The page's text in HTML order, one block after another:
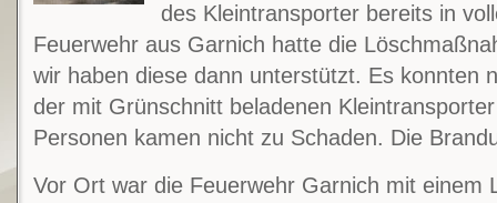
des Kleintransporter bereits in
Feuerwehr aus Garnich hatte die
wir haben diese dann unterstützt. Es konnten
der mit Grünschnitt beladenen
Personen kamen nicht zu Schaden. Die
Vor Ort war die Feuerwehr Garnich mit einem